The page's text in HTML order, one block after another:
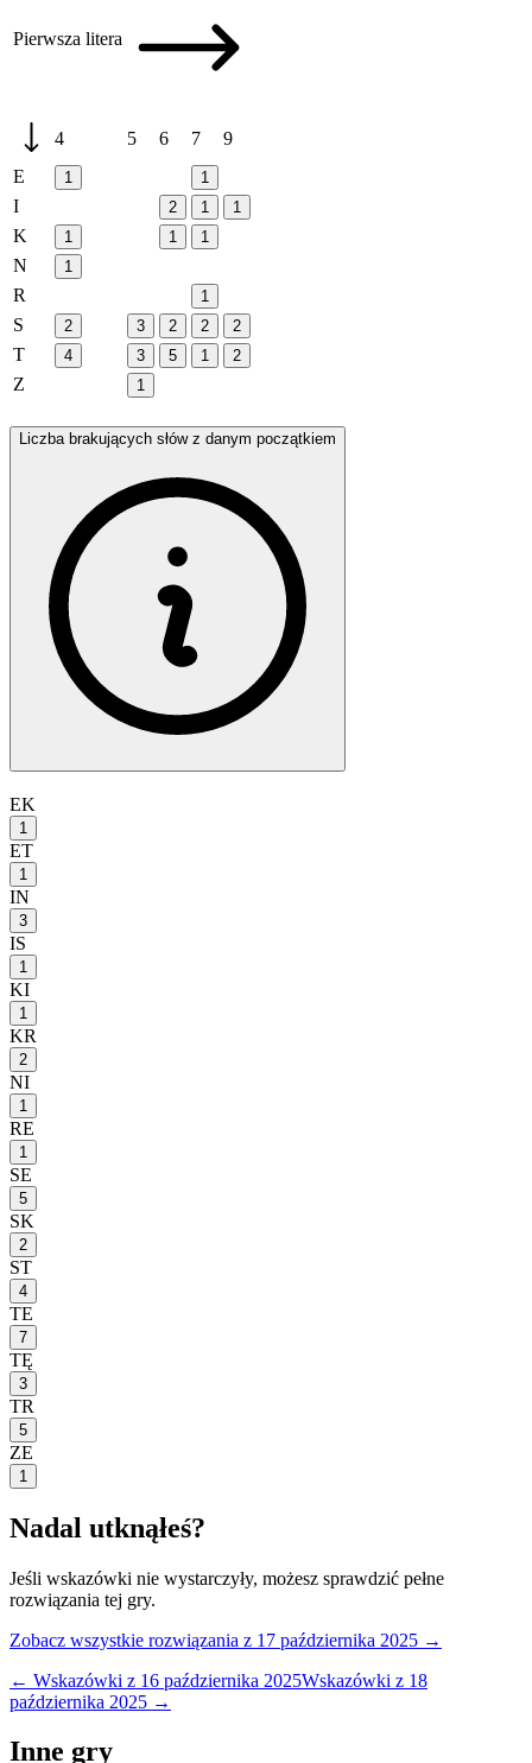
Pierwsza litera
4 5 6 7
9
E
1 1
I 2 1 1
K 1 1 1
N 1
R 1
S 2 3 2 2 2
T 4 3 5 1 2
Z 1
Liczba brakujących słów z danym początkiem
EK
1
ET
1
IN
3
IS
1
KI
1
KR
2
NI
1
RE
1
SE
5
SK
2
ST
4
TE
7
TĘ
3
TR
5
ZE
1
Nadal utknąłeś?
Jeśli wskazówki nie wystarczyły, możesz sprawdzić pełne
rozwiązania tej gry.
Zobacz wszystkie rozwiązania z 17 października 2025 →
← Wskazówki z 16 października 2025Wskazówki z 18
października 2025 →
Inne gry